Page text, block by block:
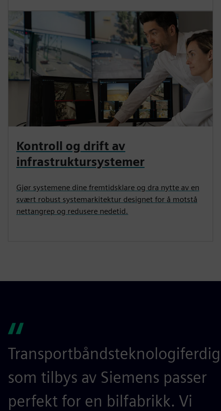
Kontroll og drift av
infrastruktursystemer
Gjør systemene dine fremtidsklare og dra nytte av en
svært robust systemarkitektur designet for å motstå
nettangrep og redusere nedetid.
som tilbys av Siemens passer
perfekt for en bilfabrikk. Vi